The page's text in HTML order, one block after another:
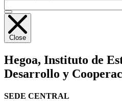
Close
Hegoa, Instituto de
Desarrollo y
SEDE CENTRAL